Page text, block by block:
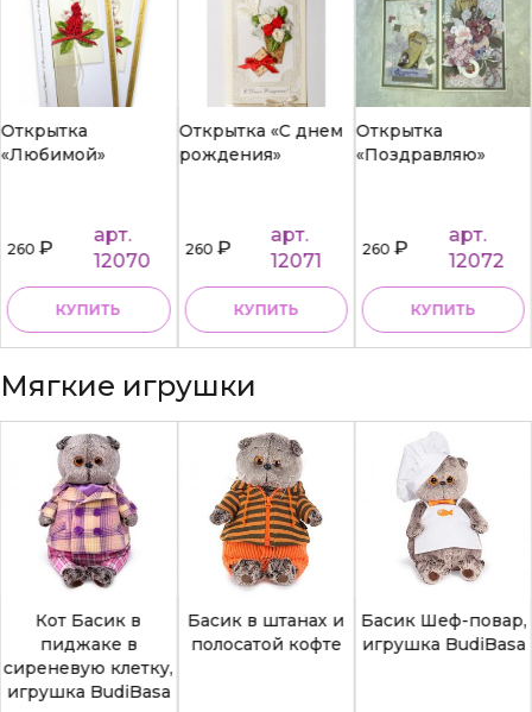
Открытка
«Любимой»
260₽
арт.
12070
КУПИТЬ
Открытка «С днем
рождения»
260₽
арт.
12071
КУПИТЬ
Открытка
«Поздравляю»
260₽
арт.
12072
КУПИТЬ
Мягкие игрушки
Кот Басик в
пиджаке в
сиреневую клетку,
игрушка BudiBasa
Басик в штанах и
полосатой кофте
Басик Шеф-повар,
игрушка BudiBasa